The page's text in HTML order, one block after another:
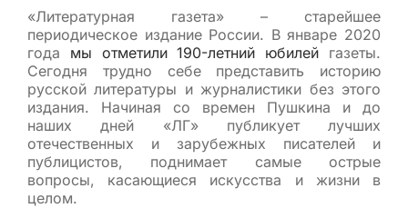
«Литературная газета» – старейшее
периодическое издание России. В январе 2020
года мы отметили 190-летний юбилей газеты.
Сегодня трудно себе представить историю
русской литературы и журналистики без этого
издания. Начиная со времен Пушкина и до
наших дней «ЛГ» публикует лучших
отечественных и зарубежных писателей и
публицистов, поднимает самые острые
вопросы, касающиеся искусства и жизни в
целом.